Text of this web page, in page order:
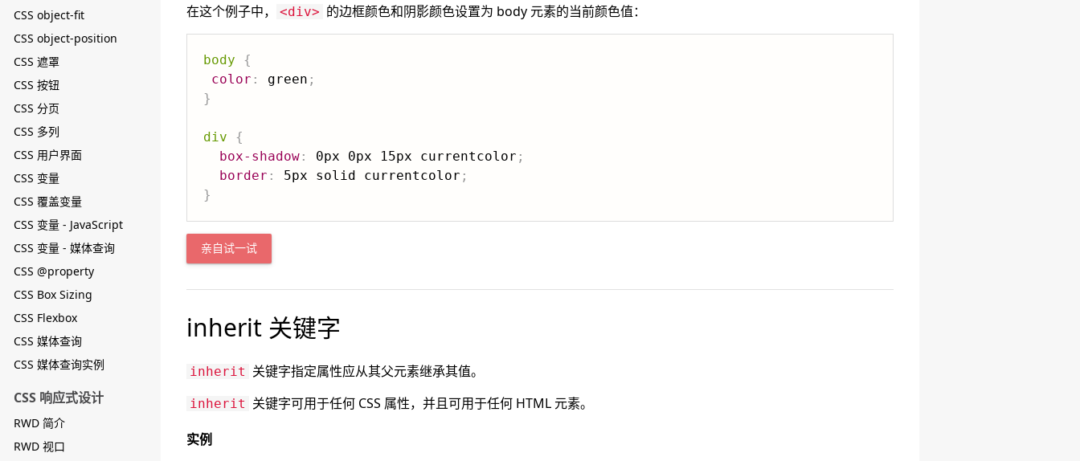
CSS object-fit
CSS object-position
CSS 遮罩
CSS 按钮
CSS 分页
CSS 多列
CSS 用户界面
CSS 变量
CSS 覆盖变量
CSS 变量 - JavaScript
CSS 变量 - 媒体查询
CSS @property
CSS Box Sizing
CSS Flexbox
CSS 媒体查询
CSS 媒体查询实例
CSS 响应式设计
RWD 简介
RWD 视口
在这个例子中，
<div> 的边框颜色和阴影颜色设置为 body 元素的当前颜色值：
body
{
color : green ;
}
div
{
box-shadow : 0px 0px 15px currentcolor ;
border : 5px solid currentcolor ;
}
亲自试一试
inherit 关键字
inherit 关键字指定属性应从其父元素继承其值。
inherit 关键字可用于任何 CSS 属性，并且可用于任何 HTML 元素。
实例